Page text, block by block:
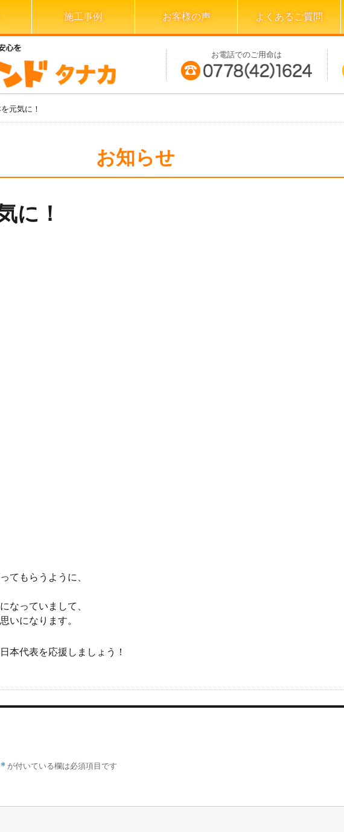
お電話でのご用命は
施工事例 お客様の声 よくあるご質問
元気に！
お知らせ
に！
てもらうように、
なっていまして、
いになります。
本代表を応援しましょう！
* が付いている欄は必須項目です